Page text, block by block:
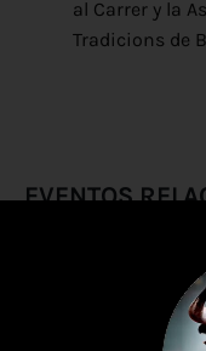
al Carrer y la
Tradicions de
EVENTOS